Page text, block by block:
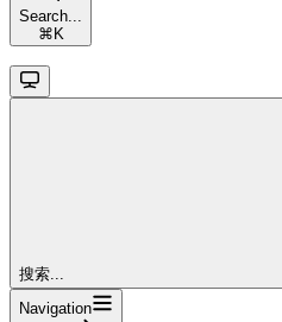
Search...
⌘ K
搜索...
Navigation